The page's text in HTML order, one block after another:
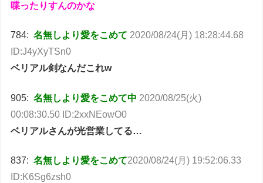
喋ったりすんのかな
784:名無しより愛をこめて 2020/08/24(月) 18:28:44.68
ID:J4yXyTSn0
ベリアル剣なんだこれw
905:名無しより愛をこめて中 2020/08/25(火)
00:08:30.50 ID:2xxNEowO0
ベリアルさんが光営業してる…
837:名無しより愛をこめて2020/08/24(月) 19:52:06.33
ID:K6Sg6zsh0